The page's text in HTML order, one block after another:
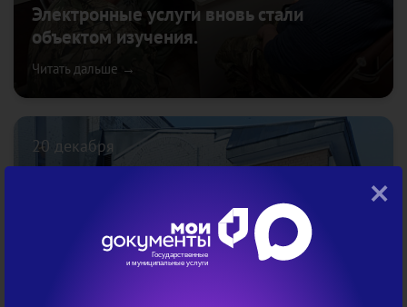
×
Электронные услуги вновь стали
объектом изучения.
Читать дальше →
20 декабря